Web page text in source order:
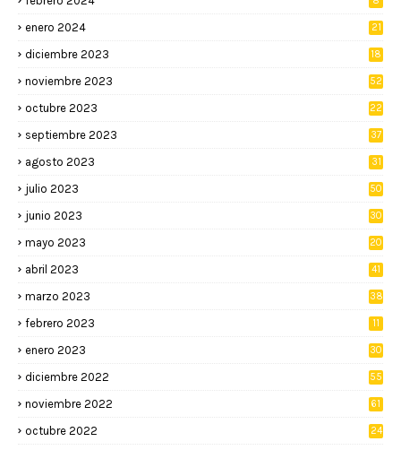
enero 2024 21
diciembre 2023 18
noviembre 2023 52
octubre 2023 22
septiembre 2023 37
agosto 2023 31
julio 2023 50
junio 2023 30
mayo 2023 20
abril 2023 41
marzo 2023 38
febrero 2023 11
enero 2023 30
diciembre 2022 55
noviembre 2022 61
octubre 2022 24